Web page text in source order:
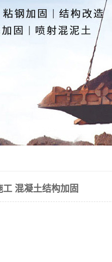
混凝土结构加固